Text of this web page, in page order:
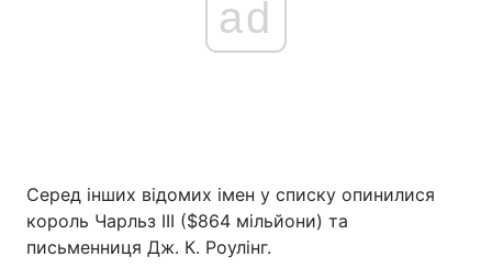
ad
Серед інших відомих імен у списку опинилися
король Чарльз ІІІ ($864 мільйони) та
письменниця Дж. К. Роулінг.